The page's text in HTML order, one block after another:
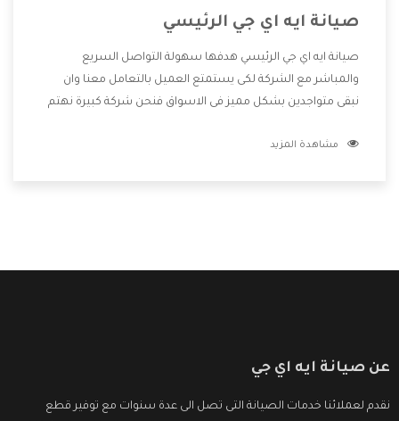
صيانة ايه اي جي الرئيسي
صيانة ايه اي جي الرئيسي هدفها سهولة التواصل السريع
والمباشر مع الشركة لكى يستمتع العميل بالتعامل معنا وان
نبقى متواجدين بشكل مميز فى الاسواق فنحن شركة كبيرة نهتم
الشركة بها والتى تكون منها خدمة الصيانة التى تكون من أهم
مشاهدة المزيد
عن صيانة ايه اي جي
نقدم لعملائنا خدمات الصيانة التى تصل الى عدة سنوات مع توفير قطع